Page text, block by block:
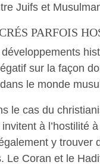
Juifs et
PARFOIS
sur la façon
le monde
le cas du
à l’hostilité
également y
Le Coran et le